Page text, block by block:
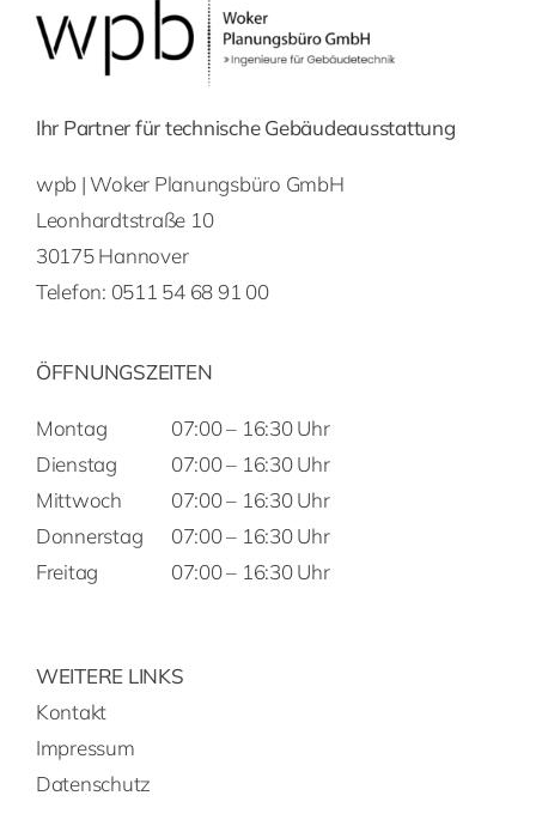
Ihr Partner für technische Gebäudeausstattung
wpb | Woker Planungsbüro GmbH
Leonhardtstraße 10
30175 Hannover
Telefon: 0511 54 68 91 00
ÖFFNUNGSZEITEN
Montag
Dienstag
Mittwoch
Donnerstag
Freitag
07:00 – 16:30 Uhr
07:00 – 16:30 Uhr
07:00 – 16:30 Uhr
07:00 – 16:30 Uhr
07:00 – 16:30 Uhr
WEITERE LINKS
Kontakt
Impressum
Datenschutz